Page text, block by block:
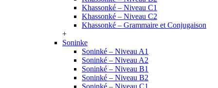
Khassonké – Niveau C1
Khassonké – Niveau C2
Khassonké – Grammaire et Conjugaison
+
Soninke
Soninké – Niveau A1
Soninké – Niveau A2
Soninké – Niveau B1
Soninké – Niveau B2
Soninké – Niveau C1